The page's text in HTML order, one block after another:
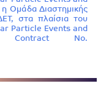
η Ομάδα Διαστημικής
στα πλαίσια του
Particle Events and
Contract No.